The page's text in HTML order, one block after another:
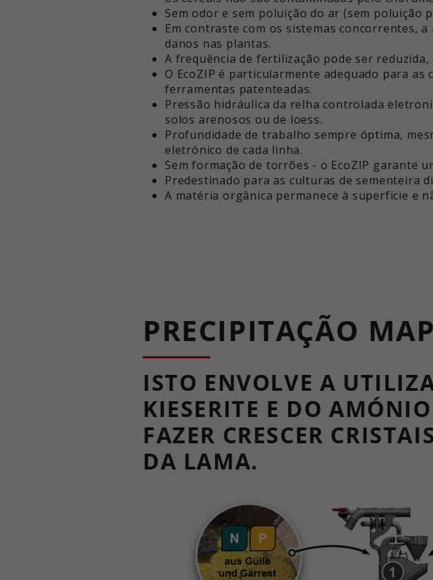
Sem odor e sem poluição do ar (sem poluição
Em contraste com os sistemas concorrentes,
danos nas plantas.
A frequência de fertilização pode ser
O EcoZIP é particularmente adequado para
ferramentas patenteadas.
Pressão hidráulica da relha controlada
solos arenosos ou de loess.
Profundidade de trabalho sempre óptima,
eletrónico de cada linha.
Sem formação de torrões - o EcoZIP garante
Predestinado para as culturas de sementeira
A matéria orgânica permanece à superfície e
PRECIPITAÇÃO MAP
ISTO ENVOLVE A
KIESERITE E DO
FAZER CRESCER
DA LAMA.